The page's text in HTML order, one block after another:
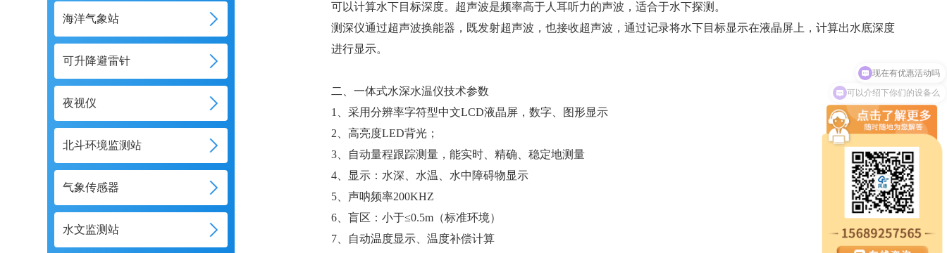
海洋气象站
可升降避雷针
夜视仪
北斗环境监测站
气象传感器
水文监测站
可以计算水下目标深度。超声波是频率高于人耳听力的声波，适合于水下探测。
测深仪通过超声波换能器，既发射超声波，也接收超声波，通过记录将水下目标显示在液晶屏上，计算出水底深度
进行显示。
二、一体式水深水温仪技术参数
1、采用分辨率字符型中文LCD液晶屏，数字、图形显示
2、高亮度LED背光；
3、自动量程跟踪测量，能实时、精确、稳定地测量
4、显示：水深、水温、水中障碍物显示
5、声呐频率200KHZ
6、盲区：小于≤0.5m（标准环境）
7、自动温度显示、温度补偿计算